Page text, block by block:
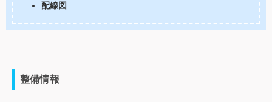
配線図
整備情報